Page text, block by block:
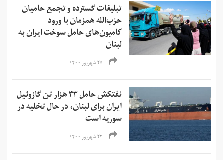
تبلیغات گسترده و تجمع حامیان
حزب‌الله همزمان با ورود
کامیون‌های حامل سوخت ایران به
لبنان
۲۵ شهریور ۱۴۰۰
نفتکش حامل ۳۳ هزار تن گازوئیل
ایران برای لبنان، در حال تخلیه در
سوریه است
۲۳ شهریور ۱۴۰۰